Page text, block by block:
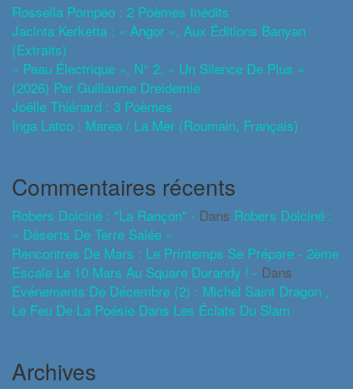
Rossella Pompeo : 2 Poèmes Inédits
Jacinta Kerketta : « Angor », Aux Éditions Banyan
(extraits)
« Peau Électrique », N° 2, « Un Silence De Plus »
(2026) Par Guillaume Dreidemie
Joëlle Thiénard : 3 Poèmes
Inga Latco : Marea / La Mer (roumain, Français)
Commentaires récents
Robers Dolciné : "La Rançon" - Dans Robers Dolciné :
« Déserts De Terre Salée »
Rencontres De Mars : Le Printemps Se Prépare - 2ème
Escale Le 10 Mars Au Square Durandy ! - Dans
Evénements De Décembre (2) : Michel Saint Dragon ,
Le Feu De La Poésie Dans Les Éclats Du Slam
Archives